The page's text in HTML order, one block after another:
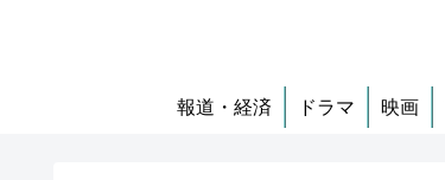
報道・経済 ドラマ 映画